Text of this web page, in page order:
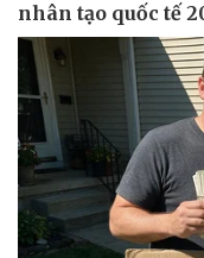
Hậu trường